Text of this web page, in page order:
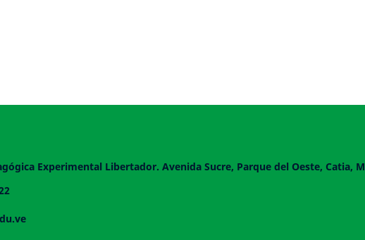
Experimental Libertador. Avenida Sucre, Parque del Oeste, Catia,